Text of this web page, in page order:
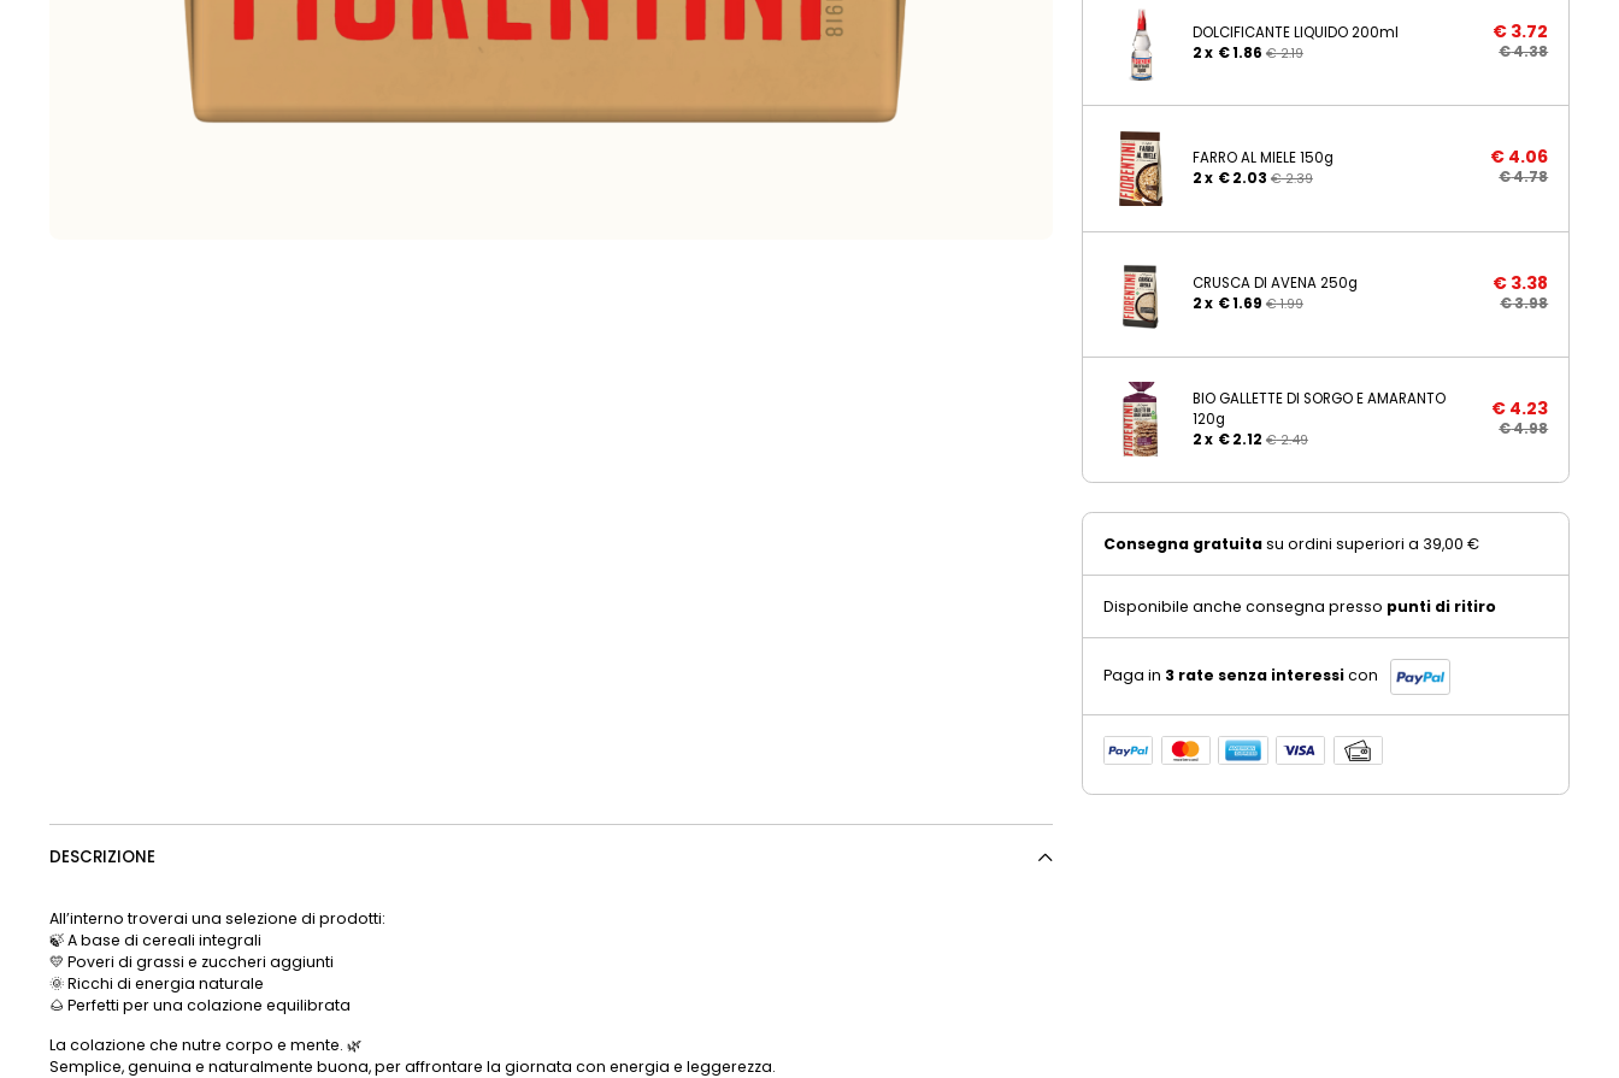
DOLCIFICANTE LIQUIDO 200ml
2 x €1.86 €2.19
€ 3.72
€4.38
FARRO AL MIELE 150g
2 x €2.03 €2.39
€ 4.06
€4.78
CRUSCA DI AVENA 250g
2 x €1.69 €1.99
€ 3.38
€3.98
BIO GALLETTE DI SORGO E AMARANTO
120g
2 x €2.12 €2.49
€ 4.23
€4.98
Consegna gratuitasu ordini superiori a 39,00 €
Disponibile anche consegna presso punti di ritiro
Paga in 3 rate senza interessicon
DESCRIZIONE
All’interno troverai una selezione di prodotti:
🍃 A base di cereali integrali
💛 Poveri di grassi e zuccheri aggiunti
🌞 Ricchi di energia naturale
🌰 Perfetti per una colazione equilibrata
La colazione che nutre corpo e mente. 🌿
Semplice, genuina e naturalmente buona, per affrontare la giornata con energia e leggerezza.